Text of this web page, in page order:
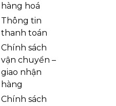
hàng hoá
Thông tin
thanh toán
Chính sách
vận chuyển –
giao nhận
hàng
Chính sách